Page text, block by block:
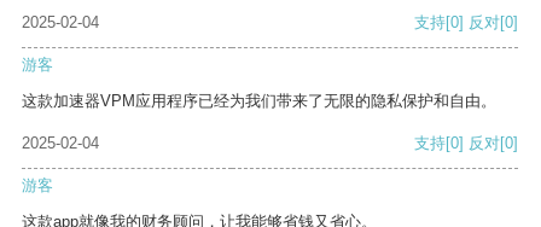
2025-02-04 支持[0] 反对[0]
游客
这款加速器VPM应用程序已经为我们带来了无限的隐私保护和自由。
2025-02-04 支持[0] 反对[0]
游客
这款app就像我的财务顾问，让我能够省钱又省心。